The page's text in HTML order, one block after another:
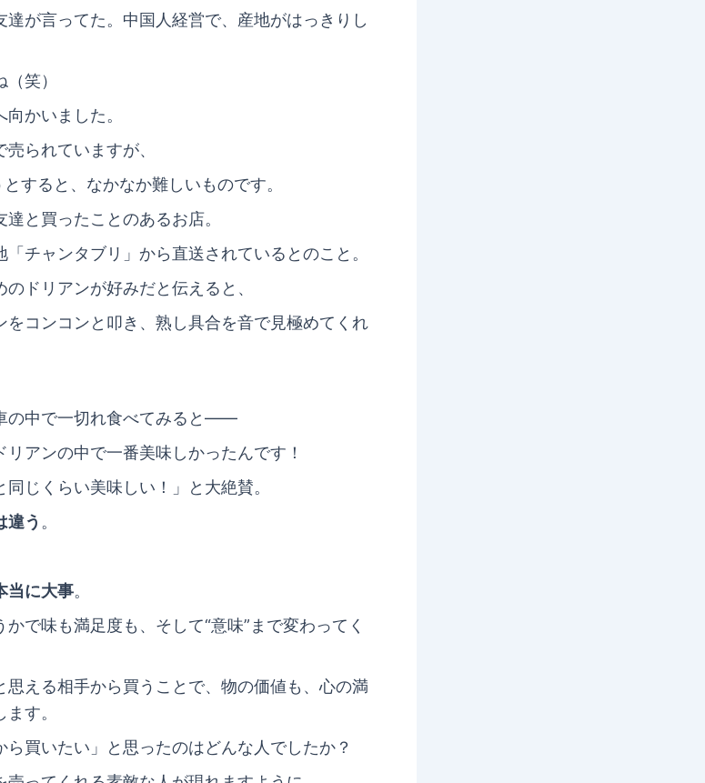
が言ってた。中国人経営で、産地がはっきりし
笑）
かいました。
られていますが、
すると、なかなか難しいものです。
と買ったことのあるお店。
チャンタブリ」から直送されているとのこと。
ドリアンが好みだと伝えると、
をコンコンと叩き、熟し具合を音で見極めてくれ
の中で一切れ食べてみると――
アンの中で一番美味しかったんです！
じくらい美味しい！」と大絶賛。
違う 。
当に大事。
で味も満足度も、そして“意味”まで変わってく
思える相手から買うことで、物の価値も、心の満
す。
買いたい」と思ったのはどんな人でしたか？